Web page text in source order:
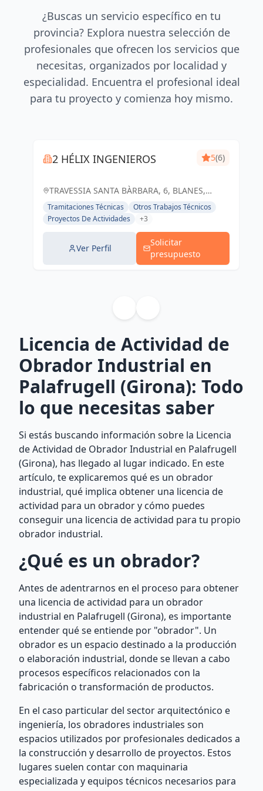
¿Buscas un servicio específico en tu
provincia? Explora nuestra selección de
profesionales que ofrecen los servicios que
necesitas, organizados por localidad y
especialidad. Encuentra el profesional ideal
para tu proyecto y comienza hoy mismo.
2 HÉLIX INGENIEROS 5(6)
TRAVESSIA SANTA BÀRBARA, 6, BLANES,
ESPAÑA, España
Tramitaciones Técnicas
Otros Trabajos Técnicos
Proyectos De Actividades
+3
Ver Perfil
Solicitar
presupuesto
Licencia de Actividad de
Obrador Industrial en
Palafrugell (Girona): Todo
lo que necesitas saber
Si estás buscando información sobre la Licencia
de Actividad de Obrador Industrial en Palafrugell
(Girona), has llegado al lugar indicado. En este
artículo, te explicaremos qué es un obrador
industrial, qué implica obtener una licencia de
actividad para un obrador y cómo puedes
conseguir una licencia de actividad para tu propio
obrador industrial.
¿Qué es un obrador?
Antes de adentrarnos en el proceso para obtener
una licencia de actividad para un obrador
industrial en Palafrugell (Girona), es importante
entender qué se entiende por "obrador". Un
obrador es un espacio destinado a la producción
o elaboración industrial, donde se llevan a cabo
procesos específicos relacionados con la
fabricación o transformación de productos.
En el caso particular del sector arquitectónico e
ingeniería, los obradores industriales son
espacios utilizados por profesionales dedicados a
la construcción y desarrollo de proyectos. Estos
lugares suelen contar con maquinaria
especializada y equipos técnicos necesarios para